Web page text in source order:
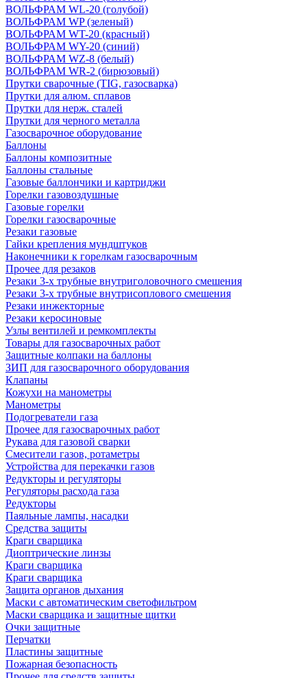
ВОЛЬФРАМ WL-20 (голубой)
ВОЛЬФРАМ WP (зеленый)
ВОЛЬФРАМ WT-20 (красный)
ВОЛЬФРАМ WY-20 (синий)
ВОЛЬФРАМ WZ-8 (белый)
ВОЛЬФРАМ WR-2 (бирюзовый)
Прутки сварочные (TIG, газосварка)
Прутки для алюм. сплавов
Прутки для нерж. сталей
Прутки для черного металла
Газосварочное оборудование
Баллоны
Баллоны композитные
Баллоны стальные
Газовые баллончики и картриджи
Горелки газовоздушные
Газовые горелки
Горелки газосварочные
Резаки газовые
Гайки крепления мундштуков
Наконечники к горелкам газосварочным
Прочее для резаков
Резаки 3-х трубные внутриголовочного смешения
Резаки 3-х трубные внутрисоплового смешения
Резаки инжекторные
Резаки керосиновые
Узлы вентилей и ремкомплекты
Товары для газосварочных работ
Защитные колпаки на баллоны
ЗИП для газосварочного оборудования
Клапаны
Кожухи на манометры
Манометры
Подогреватели газа
Прочее для газосварочных работ
Рукава для газовой сварки
Смесители газов, ротаметры
Устройства для перекачки газов
Редукторы и регуляторы
Регуляторы расхода газа
Редукторы
Паяльные лампы, насадки
Средства защиты
Краги сварщика
Диоптрические линзы
Краги сварщика
Краги сварщика
Защита органов дыхания
Маски с автоматическим светофильтром
Маски сварщика и защитные щитки
Очки защитные
Перчатки
Пластины защитные
Пожарная безопасность